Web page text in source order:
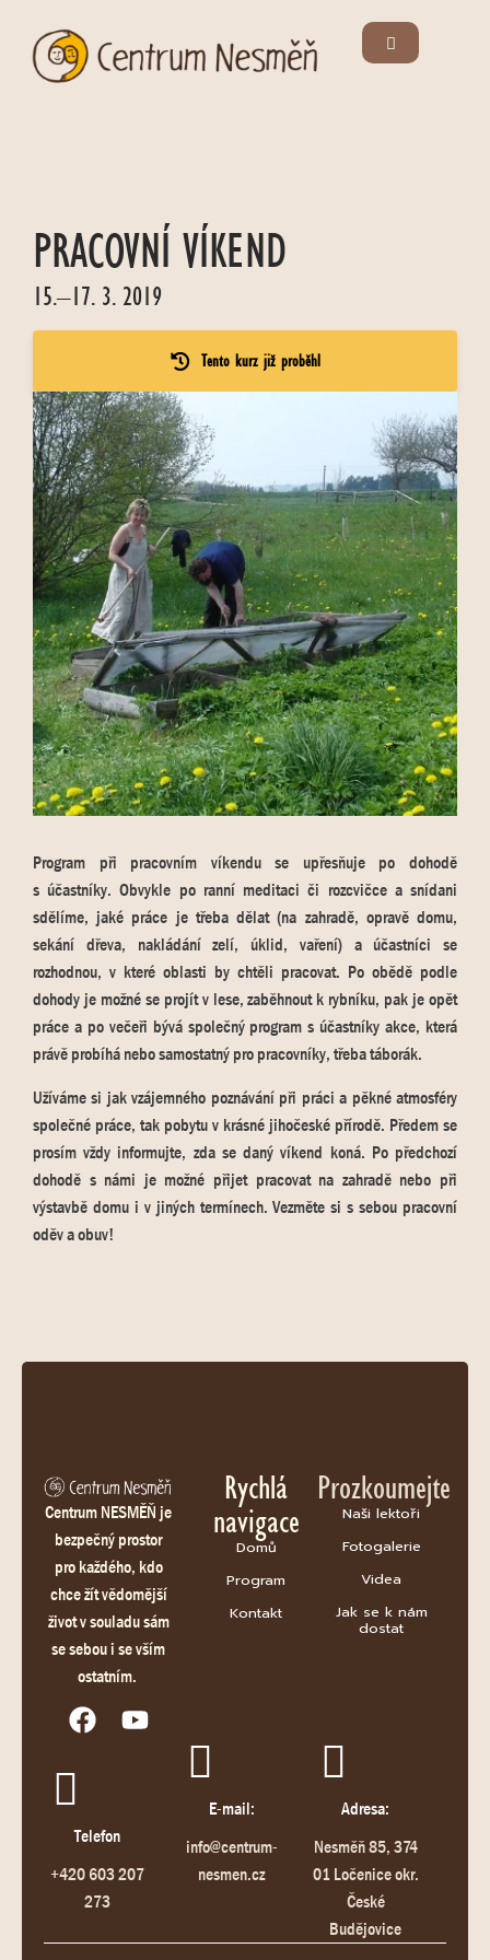
PRACOVNÍ VÍKEND
15.–17. 3. 2019
Tento kurz již proběhl
Program při pracovním víkendu se upřesňuje po dohodě
s účastníky. Obvykle po ranní meditaci či rozcvičce a snídani
sdělíme, jaké práce je třeba dělat (na zahradě, opravě domu,
sekání dřeva, nakládání zelí, úklid, vaření) a účastníci se
rozhodnou, v které oblasti by chtěli pracovat. Po obědě podle
dohody je možné se projít v lese, zaběhnout k rybníku, pak je opět
práce a po večeři bývá společný program s účastníky akce, která
právě probíhá nebo samostatný pro pracovníky, třeba táborák.
Užíváme si jak vzájemného poznávání při práci a pěkné atmosféry
společné práce, tak pobytu v krásné jihočeské přírodě. Předem se
prosím vždy informujte, zda se daný víkend koná. Po předchozí
dohodě s námi je možné přijet pracovat na zahradě nebo při
výstavbě domu i v jiných termínech. Vezměte si s sebou pracovní
oděv a obuv!
Centrum NESMĚŇ je
bezpečný prostor
pro každého, kdo
chce žít vědomější
život v souladu sám
se sebou i se vším
ostatním.
Rychlá
navigace
Domů
Program
Kontakt
Prozkoumejte
Naši lektoři
Fotogalerie
Videa
Jak se k nám
dostat
Telefon
+420 603 207
273
E-mail:
info@centrum-
nesmen.cz
Adresa:
Nesměň 85, 374
01 Ločenice okr.
České
Budějovice